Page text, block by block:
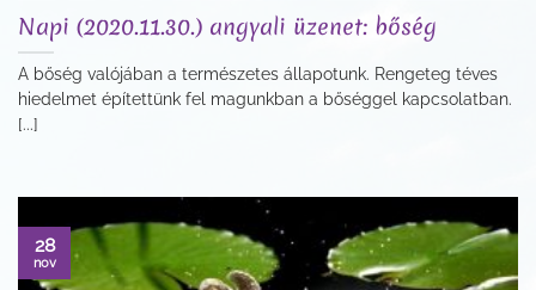
Napi (2020.11.30.) angyali üzenet: bőség
A bőség valójában a természetes állapotunk. Rengeteg téves
hiedelmet építettünk fel magunkban a bőséggel kapcsolatban.
[...]
28
nov